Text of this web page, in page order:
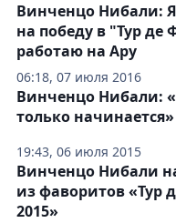
06:18, 07 июля 2016
Винченцо Нибали:
на победу в "Тур де
работаю на Ару
19:43, 06 июля 2015
Винченцо Нибали:
только начинается»
Винченцо Нибали
из фаворитов «Тур
2015»